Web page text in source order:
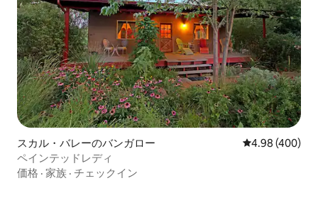
スカル・バレーのバンガロー レビュー400
4.98 (400)
ペインテッドレディ
価格 · 家族 · チェックイン